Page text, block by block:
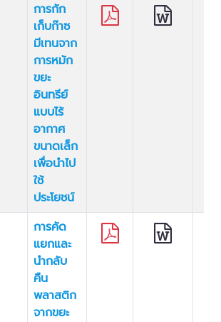
การกัก
เก็บก๊าซ
มีเทนจาก
การหมัก
ขยะ
อินทรีย์
แบบไร้
อากาศ
ขนาดเล็ก
เพื่อนำไป
ใช้
ประโยชน์
การคัด
แยกและ
นำกลับ
คืน
พลาสติก
จากขยะ